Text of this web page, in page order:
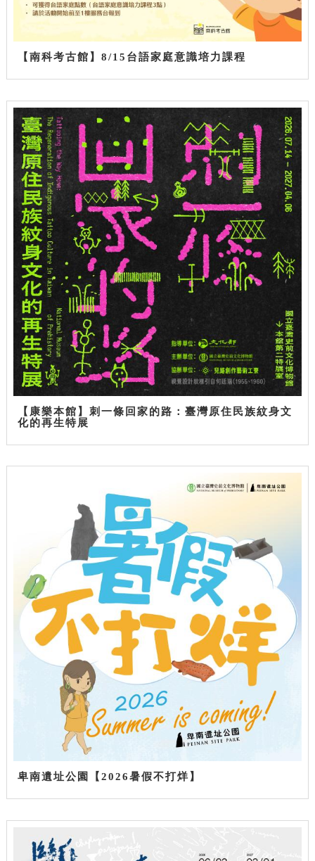
【南科考古館】8/15台語家庭意識培力課程
【康樂本館】刺一條回家的路：臺灣原住民族紋身文
化的再生特展
卑南遺址公園【2026暑假不打烊】